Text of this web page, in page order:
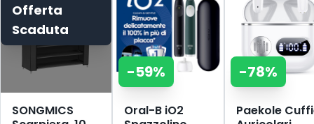
Offerta
Scaduta
SONGMICS
-59%
Oral-B iO2
-78%
Paekole